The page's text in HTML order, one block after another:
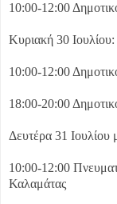
10:00-12:00
Κυριακή 30 Ιουλίου:
10:00-12:00
18:00-20:00
Δευτέρα 31
10:00-12:00
Καλαμάτας